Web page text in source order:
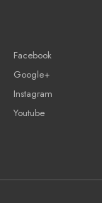
Facebook
Google+
Instagram
Youtube